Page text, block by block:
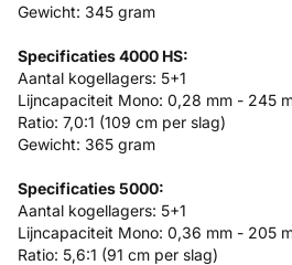
Gewicht: 345 gram
Specificaties 4000 HS:
Aantal kogellagers: 5+1
Lijncapaciteit Mono: 0,28 mm - 245
Ratio: 7,0:1 (109 cm per slag)
Gewicht: 365 gram
Specificaties 5000:
Aantal kogellagers: 5+1
Lijncapaciteit Mono: 0,36 mm - 205
Ratio: 5,6:1 (91 cm per slag)